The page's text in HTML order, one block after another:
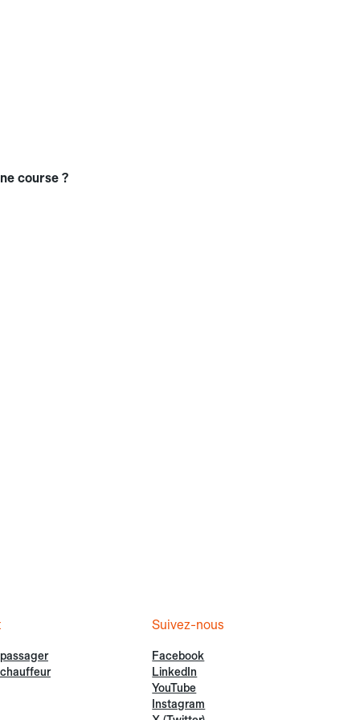
course ?
Suivez-nous
Facebook
LinkedIn
YouTube
Instagram